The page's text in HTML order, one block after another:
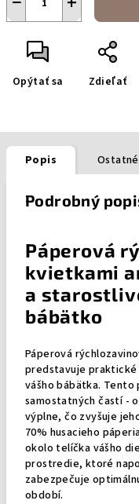
Opýtať sa Zdieľať
Popis
Podrobný
Páperová
kvietkami
a
bábätko
Páperová
predstavuje
vášho bábätka.
samostatných častí -
výplne, čo zvyšuje
70% husacieho
okolo telíčka vášho
prostredie, ktoré
zabezpečuje
období.